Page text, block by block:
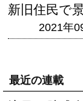
新旧住民で
2021年
最近の連載